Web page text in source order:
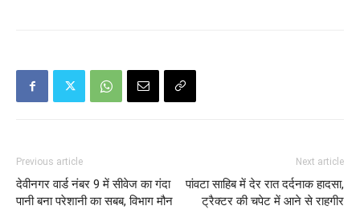
Previous article
देवीनगर वार्ड नंबर 9 में सीवेज का गंदा
पानी बना परेशानी का सबब, विभाग मौन
Next article
पांवटा साहिब में देर रात दर्दनाक हादसा,
ट्रैक्टर की चपेट में आने से राहगीर